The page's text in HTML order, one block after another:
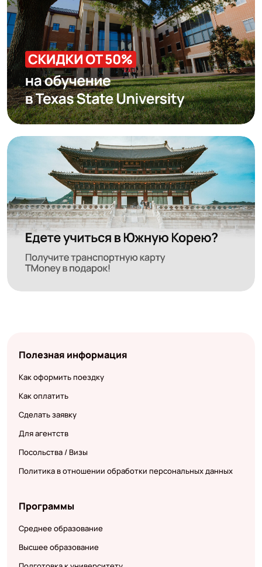
Полезная информация
Как оформить поездку
Как оплатить
Сделать заявку
Для агентств
Посольства / Визы
Политика в отношении обработки персональных данных
Программы
Среднее образование
Высшее образование